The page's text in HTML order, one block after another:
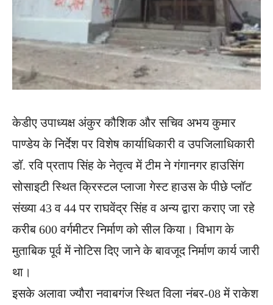
केडीए उपाध्यक्ष अंकुर कौशिक और सचिव अभय कुमार
पाण्डेय के निर्देश पर विशेष कार्याधिकारी व उपजिलाधिकारी
डॉ. रवि प्रताप सिंह के नेतृत्व में टीम ने गंगानगर हाउसिंग
सोसाइटी स्थित क्रिस्टल प्लाजा गेस्ट हाउस के पीछे प्लॉट
संख्या 43 व 44 पर राघवेंद्र सिंह व अन्य द्वारा कराए जा रहे
करीब 600 वर्गमीटर निर्माण को सील किया। विभाग के
मुताबिक पूर्व में नोटिस दिए जाने के बावजूद निर्माण कार्य जारी
था।
इसके अलावा ज्यौरा नवाबगंज स्थित विला नंबर-08 में राकेश